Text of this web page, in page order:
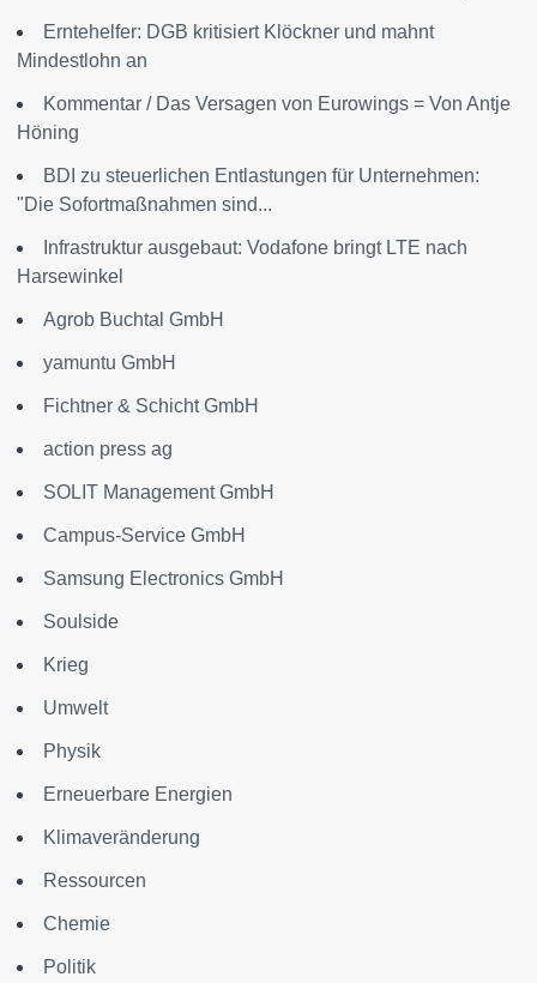
Erntehelfer: DGB kritisiert Klöckner und mahnt
Mindestlohn an
Kommentar / Das Versagen von Eurowings = Von Antje
Höning
BDI zu steuerlichen Entlastungen für Unternehmen:
"Die Sofortmaßnahmen sind...
Infrastruktur ausgebaut: Vodafone bringt LTE nach
Harsewinkel
Agrob Buchtal GmbH
yamuntu GmbH
Fichtner & Schicht GmbH
action press ag
SOLIT Management GmbH
Campus-Service GmbH
Samsung Electronics GmbH
Soulside
Krieg
Umwelt
Physik
Erneuerbare Energien
Klimaveränderung
Ressourcen
Chemie
Politik